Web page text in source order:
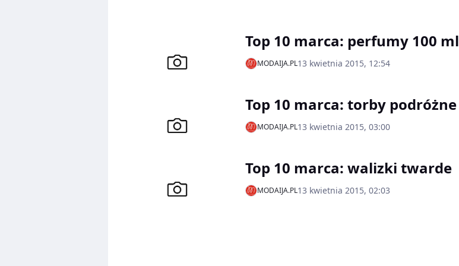
Top 10 marca: perfumy 100 ml
MODAIJA.PL13 kwietnia 2015, 12:54
Top 10 marca: torby podróżne
MODAIJA.PL13 kwietnia 2015, 03:00
Top 10 marca: walizki twarde
MODAIJA.PL13 kwietnia 2015, 02:03